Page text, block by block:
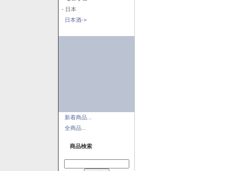
- 日本
日本酒->
新着商品...
全商品...
商品検索